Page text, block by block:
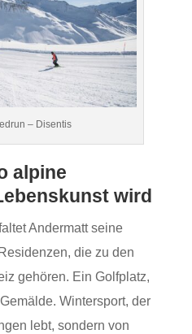
– Disentis
alpine
wird
Andermatt seine
die zu den
gehören. Ein Golfplatz,
Wintersport, der
lebt, sondern von